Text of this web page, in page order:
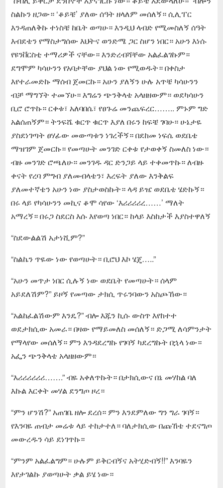
ስልኩን ዘጋው። ‘ቆይቼ’ ያለው ሰዓት ዘላለም መሰለኝ። ሲሊፐር
እንዳጠለቅኩ ተነስቼ ከቤት ወጣሁ። እንዲህ ላብድ የሚመስለኝ ሰዓት
እብደቴን የማስታግሰው እህትና ወንድሜ ጋር ስሆን ነበር። አሁን እነሱ
የዩንቨርስቲ ተማሪዎች ናቸው። እንድረብሻቸው አልፈልገኩም።
ደግሞም ካሳሁንን የአባታቸው ያህል ነው የሚወዱት። በቀስታ
እየተራመድኩ ማሰብ ጀመርኩ። አሁን ያለኝን ሁሉ አጥቼ ካሳሁንን
ብቻ ማግኘት ተመኘሁ። እግሬን ጭንቅላቴ አላዘዘውም። ወደካሳሁን
ቢሮ ሮጥኩ። ርቀቱ፣ አለባበሴ፣ የፀጉሬ መንጨፍረር…….. ምኑም ግድ
አልሰጠኝም። ትንፍሼ ቁርጥ ቁርጥ እያለ በሩን ከፍቼ ገባሁ። ሁኔታዬ
ያስደነገጣት ፀሃፊው መውጣቱን ነገረችኝ። በደከመ ነፍሴ ወደቤቴ
ማዝገም ጀመርኩ። የመጣሁት መንገድ ርቀቱ የታወቀኝ ስመለስ ነው።
ብዙ መንገድ ሮጫለሁ። መንገዱ ዳር ድንጋይ ላይ ተቀመጥኩ። ለብዙ
ቀናት የረባ ምግብ ያለመብላቴን፣ እረፍት ያለው እንቅልፍ
ያለመተኛቴን አሁን ነው ያስታወስኩት። ላዳ ይዤ ወደቤቴ ሄድኩኝ።
በሩ ላይ የካሳሁንን መኪና ቆሞ ሳየው ‘እሪሪሪሪረ……’ ማለት
አማረኝ። በሩጋ ስደርስ እሱ እየወጣ ነበር። ከላይ እስከታች እያስተዋለኝ
“ስደውልልሽ አታነሺም?”
“ስልኬን ጥዬው ነው የወጣሁት። ቢሮህ እኮ ሄጄ…..”
“አሁን መጥታ ነበር ሲሉኝ ነው ወደቤት የመጣሁት። ሰላም
አይደለሽም?” ይዞኝ የመጣው ታክሲ ጥሩንባውን አስጮኸው።
“አልከፈልሽውም እንዴ?” ብሎ እጁን ኪሱ ውስጥ እየከተተ
ወደታክሲው አመራ። በዛው የማይመለስ መሰለኝ። ድጋሚ ለሳምንታት
የማላየው መሰለኝ። ምን እንዳደረግኩ የገባኝ ካደረግኩት በኋላ ነው።
አፌን ጭንቅላቴ አላዘዘውም።
“እሪሪሪሪሪሪ…….” ብዬ አቀለጥኩት። በታክሲውና በኔ መሃከል ባለ
እኩል እርቀት መሃል ደንግጦ ዞረ።
“ምን ሆንሽ?” አጠገቤ ዘሎ ደረሰ። ምን እንደምለው ግን ግራ ገባኝ።
የእንባዬ ጠብታ መሬቱ ላይ ተከታተለ። ባለታክሲው በጩኸቴ ተደናግጦ
መውረዱን ሳይ ደነገጥኩ።
“ምንም አልፈልግም። ሁሉም ይቅርብኝና አትሂድብኝ!!” እንባዬን
እየታገልኩ ያወጣሁት ቃል ይሄ ነው።